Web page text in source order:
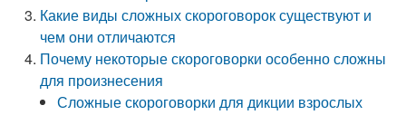
Какие виды сложных скороговорок существуют и
чем они отличаются
Почему некоторые скороговорки особенно сложны
для произнесения
Сложные скороговорки для дикции взрослых